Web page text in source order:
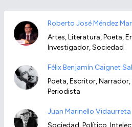
Roberto José Méndez
Artes, Literatura, Poeta,
Investigador, Sociedad
Félix Benjamín Caignet
Poeta, Escritor,
Periodista
Juan Marinello Vidaurreta
Sociedad, Político,